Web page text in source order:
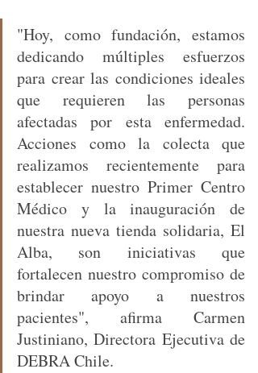
"Hoy, como fundación, estamos
dedicando múltiples esfuerzos
para crear las condiciones ideales
que requieren las personas
afectadas por esta enfermedad.
Acciones como la colecta que
realizamos recientemente para
establecer nuestro Primer Centro
Médico y la inauguración de
nuestra nueva tienda solidaria, El
Alba, son iniciativas que
fortalecen nuestro compromiso de
brindar apoyo a nuestros
pacientes", afirma Carmen
Justiniano, Directora Ejecutiva de
DEBRA Chile.